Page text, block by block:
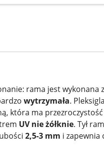
rama jest wykonana
wytrzymała.
która ma przezroczystość
UV nie żółknie. Tył
2,5-3 mm i zapewnia